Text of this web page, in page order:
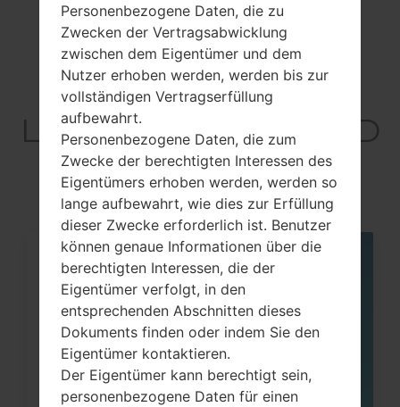
Artikel
LGM400DY(LGM400D
Y) akaLG Stylus 3
Personenbezogene Daten, die zu
Zwecken der Vertragsabwicklung
zwischen dem Eigentümer und dem
Nutzer erhoben werden, werden bis zur
vollständigen Vertragserfüllung
aufbewahrt.
Personenbezogene Daten, die zum
Zwecke der berechtigten Interessen des
Eigentümers erhoben werden, werden so
lange aufbewahrt, wie dies zur Erfüllung
dieser Zwecke erforderlich ist. Benutzer
können genaue Informationen über die
berechtigten Interessen, die der
Eigentümer verfolgt, in den
entsprechenden Abschnitten dieses
Dokuments finden oder indem Sie den
Eigentümer kontaktieren.
Der Eigentümer kann berechtigt sein,
personenbezogene Daten für einen